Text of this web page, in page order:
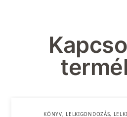
KÖNYV, LELKIGONDOZÁS,